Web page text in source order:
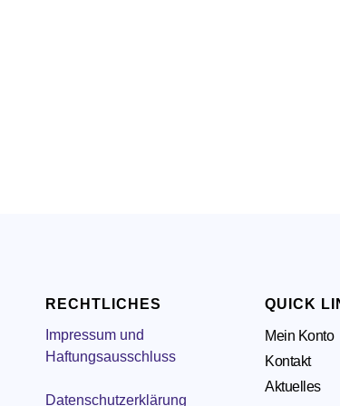
RECHTLICHES
Impressum und
Haftungsausschluss
Datenschutzerklärung
QUICK
Mein Konto
Kontakt
Aktuelles